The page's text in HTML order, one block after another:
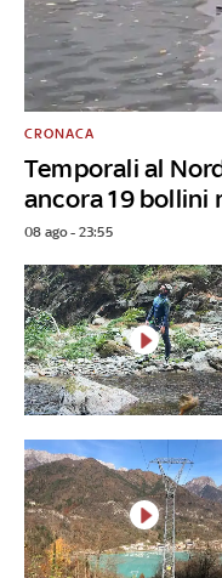
Temporali al
ancora 19 bollini
CRONACA
08 ago - 23:55